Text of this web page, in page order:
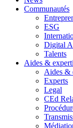
Communautés
ESG
Digital
Talents
Aides &
Aides &
Experts
Legal
CEd